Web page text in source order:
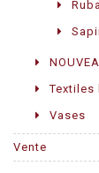
Textiles
Vases
Vente